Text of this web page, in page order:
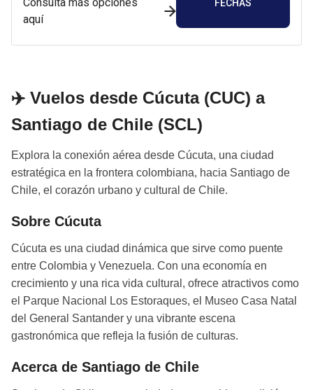
aquí
FECHAS
✈️ Vuelos desde Cúcuta (CUC) a
Santiago de Chile (SCL)
Explora la conexión aérea desde Cúcuta, una ciudad
estratégica en la frontera colombiana, hacia Santiago de
Chile, el corazón urbano y cultural de Chile.
Sobre Cúcuta
Cúcuta es una ciudad dinámica que sirve como puente
entre Colombia y Venezuela. Con una economía en
crecimiento y una rica vida cultural, ofrece atractivos como
el Parque Nacional Los Estoraques, el Museo Casa Natal
del General Santander y una vibrante escena
gastronómica que refleja la fusión de culturas.
Acerca de Santiago de Chile